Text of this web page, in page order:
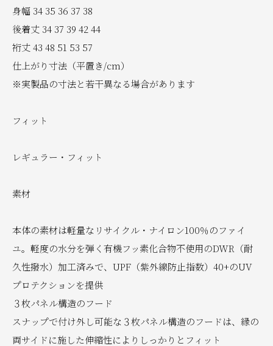
身幅 34 35 36 37 38
後着丈 34 37 39 42 44
裄丈 43 48 51 53 57
仕上がり寸法（平置き/cm）
※実製品の寸法と若干異なる場合があります
フィット
レギュラー・フィット
素材
本体の素材は軽量なリサイクル・ナイロン100％のファイ
ユ。軽度の水分を弾く有機フッ素化合物不使用のDWR（耐
久性撥水）加工済みで、UPF（紫外線防止指数）40+のUV
プロテクションを提供
３枚パネル構造のフード
スナップで付け外し可能な３枚パネル構造のフードは、縁の
両サイドに施した伸縮性によりしっかりとフィット